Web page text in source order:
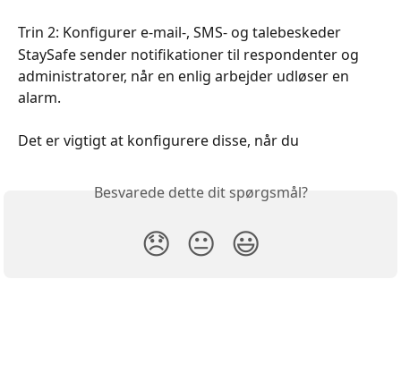
Trin 2: Konfigurer e-mail-, SMS- og talebeskeder
StaySafe sender notifikationer til respondenter og
administratorer, når en enlig arbejder udløser en
alarm.
Det er vigtigt at konfigurere disse, når du
Besvarede dette dit spørgsmål?
😞 😐 😃